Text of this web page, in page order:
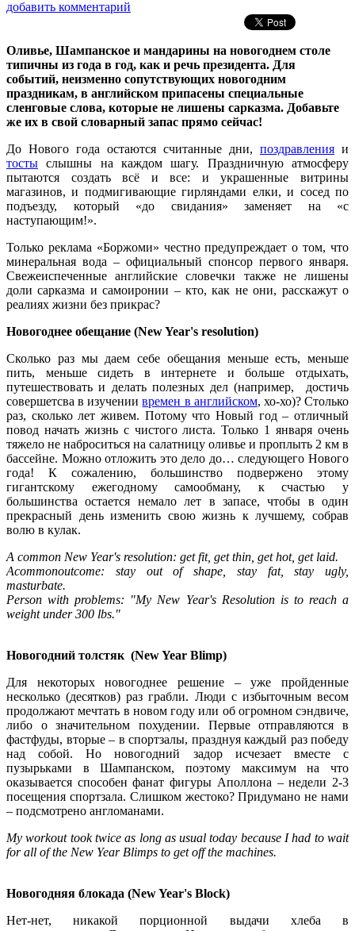
добавить комментарий
Оливье, Шампанское и мандарины на новогоднем столе
типичны из года в год, как и речь президента. Для
событий, неизменно сопутствующих новогодним
праздникам, в английском припасены специальные
сленговые слова, которые не лишены сарказма. Добавьте
же их в свой словарный запас прямо сейчас!
До Нового года остаются считанные дни, поздравления и
тосты слышны на каждом шагу. Праздничную атмосферу
пытаются создать всё и все: и украшенные витрины
магазинов, и подмигивающие гирляндами елки, и сосед по
подъезду, который «до свидания» заменяет на «с
наступающим!».
Только реклама «Боржоми» честно предупреждает о том, что
минеральная вода – официальный спонсор первого января.
Свежеиспеченные английские словечки также не лишены
доли сарказма и самоиронии – кто, как не они, расскажут о
реалиях жизни без прикрас?
Новогоднее обещание (New Year's resolution)
Сколько раз мы даем себе обещания меньше есть, меньше
пить, меньше сидеть в интернете и больше отдыхать,
путешествовать и делать полезных дел (например, достичь
совершетсва в изучениивремен в английском, хо-хо)? Столько
раз, сколько лет живем. Потому что Новый год – отличный
повод начать жизнь с чистого листа. Только 1 января очень
тяжело не наброситься на салатницу оливье и проплыть 2 км в
бассейне. Можно отложить это дело до… следующего Нового
года! К сожалению, большинство подвержено этому
гигантскому ежегодному самообману, к счастью у
большинства остается немало лет в запасе, чтобы в один
прекрасный день изменить свою жизнь к лучшему, собрав
волю в кулак.
A common New Year's resolution: get fit, get thin, get hot, get laid.
Acommonoutcome: stay out of shape, stay fat, stay ugly,
masturbate.
Person with problems: "My New Year's Resolution is to reach a
weight under 300 lbs."
Новогодний толстяк (New Year Blimp)
Для некоторых новогоднее решение – уже пройденные
несколько (десятков) раз грабли. Люди с избыточным весом
продолжают мечтать в новом году или об огромном сэндвиче,
либо о значительном похудении. Первые отправляются в
фастфуды, вторые – в спортзалы, празднуя каждый раз победу
над собой. Но новогодний задор исчезает вместе с
пузырьками в Шампанском, поэтому максимум на что
оказывается способен фанат фигуры Аполлона – недели 2-3
посещения спортзала. Слишком жестоко? Придумано не нами
– подсмотрено англоманами.
My workout took twice as long as usual today because I had to wait
for all of the New Year Blimps to get off the machines.
Новогодняя блокада (New Year's Block)
Нет-нет, никакой порционной выдачи хлеба в